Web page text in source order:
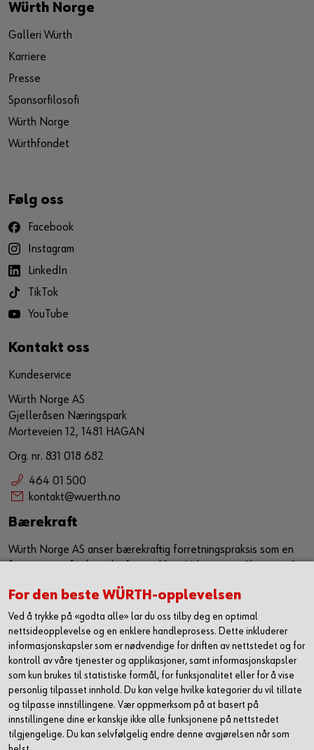
Würth Norge
Galleri Würth
Karriere
Presse
Sponsorfilosofi
Würth Norge
Würthfondet
Følg oss
Facebook
Instagram
LinkedIn
TikTok
YouTube
Kontakt oss
Kundeservice
Würth Norge AS
Gjelleråsen Næringspark
Morteveien 12, 1481 HAGAN
Org. nr. 831 018 682
464 01 500
kontakt@wuerth.no
Bærekraft
Würth Norge AS anser bærekraftig forretningspraksis som en
jobber sammen med vår eksiterende strategi for å ytterligere
forbedre, samt utvikle våre leveranser i markedet. Vi ønsker
med dette å utgjøre en positiv påvirkning både på samfunn og
miljø.
Les mer om hvordan vi jobber med HMS og
bærekraft
For den beste WÜRTH-opplevelsen
Ved å trykke på «godta alle» lar du oss tilby deg en optimal
nettsideopplevelse og en enklere handleprosess. Dette inkluderer
informasjonskapsler som er nødvendige for driften av nettstedet og for
kontroll av våre tjenester og applikasjoner, samt informasjonskapsler
som kun brukes til statistiske formål, for funksjonalitet eller for å vise
personlig tilpasset innhold. Du kan velge hvilke kategorier du vil tillate
og tilpasse innstillingene. Vær oppmerksom på at basert på
innstillingene dine er kanskje ikke alle funksjonene på nettstedet
tilgjengelige. Du kan selvfølgelig endre denne avgjørelsen når som